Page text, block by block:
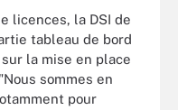
licences, la DSI de
tableau de bord
la mise en place
sommes en
pour